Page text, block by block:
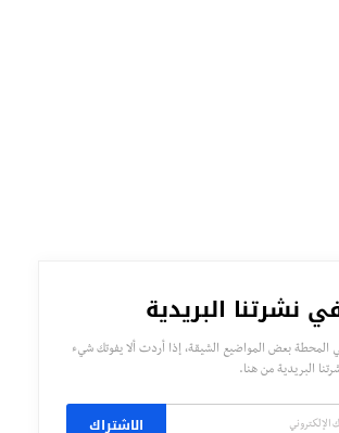
نشرتنا البريدية
المحطة بعض المواضيع الشيقة، إذا أردت ألا يفوتك شيء
البريدية من هنا.
الاشتراك